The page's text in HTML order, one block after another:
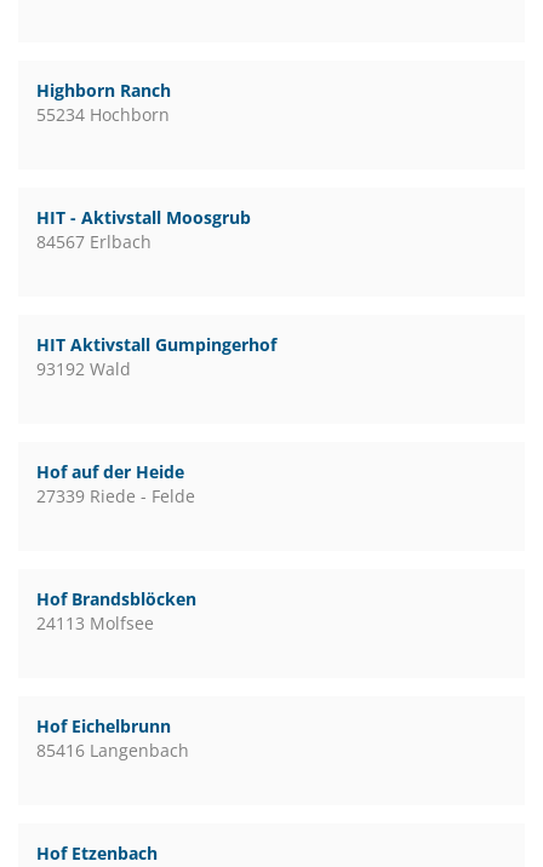
Highborn Ranch
55234 Hochborn
HIT - Aktivstall Moosgrub
84567 Erlbach
HIT Aktivstall Gumpingerhof
93192 Wald
Hof auf der Heide
27339 Riede - Felde
Hof Brandsblöcken
24113 Molfsee
Hof Eichelbrunn
85416 Langenbach
Hof Etzenbach